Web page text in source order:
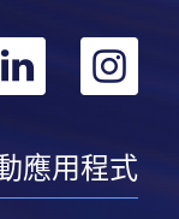
轉 轉
應用程式